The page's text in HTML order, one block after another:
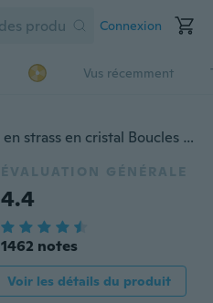
Connexion
Vus récemment
Nouvelles boucles d'oreilles en strass en cristal Boucles d'oreilles creuses plaquées or 18 carats
ÉVALUATION GÉNÉRALE
4.4
1462 notes
Voir les détails du produit